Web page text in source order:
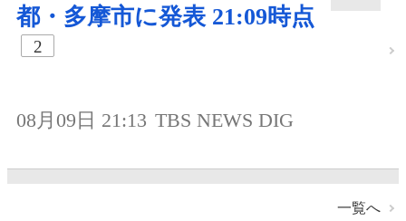
都・多摩市に発表 21:09時点
2
08月09日 21:13 TBS NEWS DIG
一覧へ